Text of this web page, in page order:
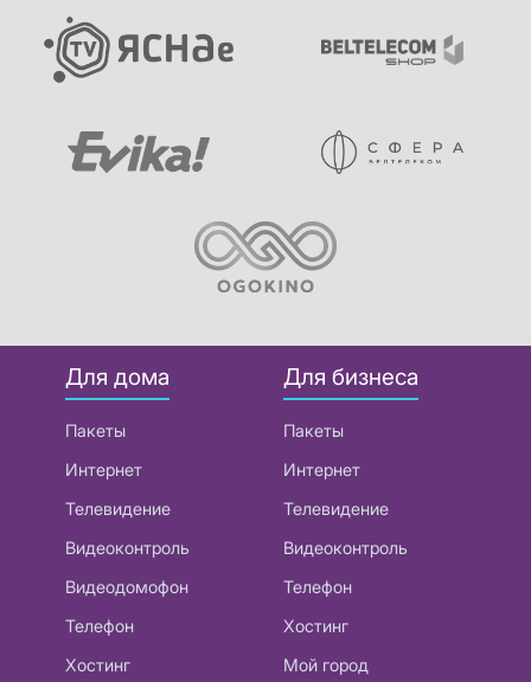
Для дома
Пакеты
Интернет
Телевидение
Видеоконтроль
Видеодомофон
Телефон
Хостинг
Для бизнеса
Пакеты
Интернет
Телевидение
Видеоконтроль
Телефон
Хостинг
Мой город